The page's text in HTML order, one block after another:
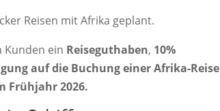
Reisen mit Afrika geplant.
Kunden ein Reiseguthaben, 10%
auf die Buchung einer Afrika-Reise
Frühjahr 2026.